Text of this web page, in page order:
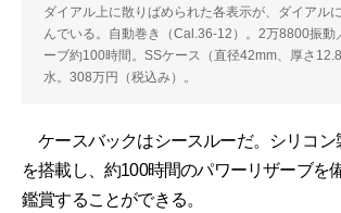
ダイアル上に散りばめられた各表示が、ダイアル
んでいる。自動巻き（Cal.36-12）。2万8800振動
ーブ約100時間。SSケース（直径42mm、厚さ
水。308万円（税込み）。
ケースバックはシースルーだ。シリコン
を搭載し、約100時間のパワーリザーブを
鑑賞することができる。